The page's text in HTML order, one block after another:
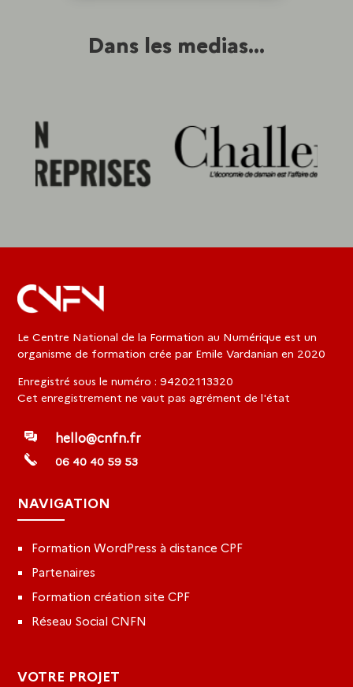
Dans les medias...
Le Centre National de la Formation au Numérique est un
organisme de formation crée par Emile Vardanian en 2020
Enregistré sous le numéro : 94202113320
Cet enregistrement ne vaut pas agrément de l'état
hello@cnfn.fr
06 40 40 59 53
NAVIGATION
Formation WordPress à distance CPF
Partenaires
Formation création site CPF
Réseau Social CNFN
VOTRE PROJET